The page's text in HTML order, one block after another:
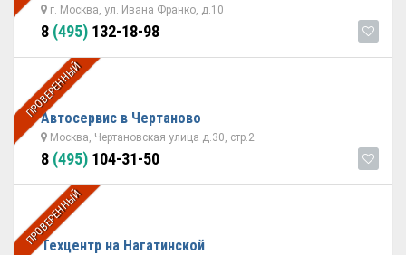
г. Москва, ул. Ивана Франко, д.10
8 (495) 132-18-98
ПРОВЕРЕННЫЙ
Автосервис в Чертаново
Москва, Чертановская улица д.30, стр.2
8 (495) 104-31-50
ПРОВЕРЕННЫЙ
Техцентр на Нагатинской